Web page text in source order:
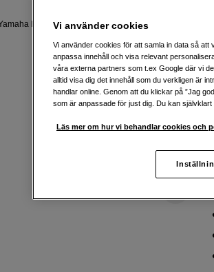
MG06Vi använder cookies
Vi använder cookies för att samla in data så att
anpassa innehåll och visa relevant
våra externa partners som t.ex Google där vi
alltid visa dig det innehåll som du verkligen är
handlar online. Genom att du klickar på ”Jag
som är anpassade för just dig. Du kan självklart
Läs mer om hur vi behandlar cookies och